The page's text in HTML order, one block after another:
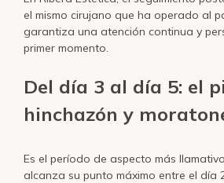
el mismo cirujano que ha operado al
garantiza una atención continua y
primer momento.
Del día 3 al día 5: el
hinchazón y
Es el período de aspecto más
alcanza su punto máximo entre el día